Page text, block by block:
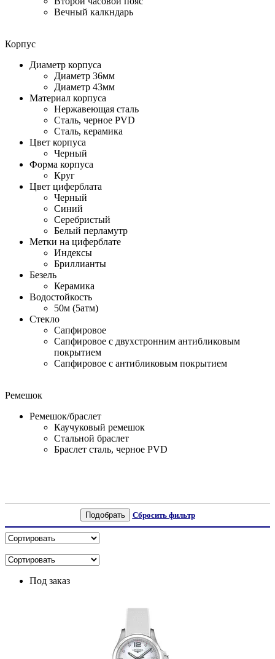
Вечный калкндарь
Корпус
Диаметр корпуса
Диаметр 36мм
Диаметр 43мм
Материал корпуса
Нержавеющая сталь
Сталь, черное PVD
Сталь, керамика
Цвет корпуса
Черный
Форма корпуса
Круг
Цвет циферблата
Черный
Синий
Серебристый
Белый перламутр
Метки на циферблате
Индексы
Бриллианты
Безель
Керамика
Водостойкость
50м (5атм)
Стекло
Сапфировое
Сапфировое с двухстронним антибликовым
покрытием
Сапфировое с антибликовым покрытием
Ремешок
Ремешок/браслет
Каучуковый ремешок
Стальной браслет
Браслет сталь, черное PVD
Подобрать Сбросить фильтр
Под заказ